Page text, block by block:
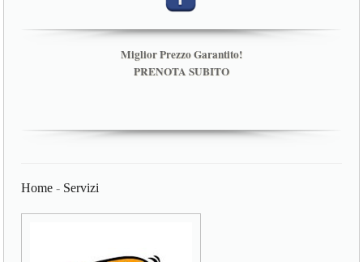
Miglior Prezzo Garantito!
PRENOTA SUBITO
Home - Servizi